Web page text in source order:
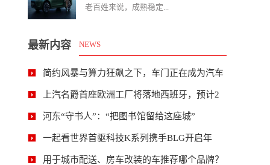
老百姓来说，成熟稳定...
最新内容 NEWS
简约风暴与算力狂飙之下，车门正在成为汽车
上汽名爵首座欧洲工厂将落地西班牙，预计2
河东“守书人”：“把图书馆留给这座城”
一起看世界首驱科技K系列携手BLG开启年
用于城市配送、房车改装的车推荐哪个品牌？